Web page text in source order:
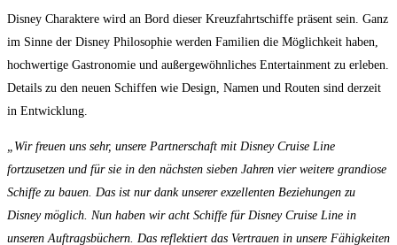
Disney Charaktere wird an Bord dieser Kreuzfahrtschiffe präsent sein. Ganz
im Sinne der Disney Philosophie werden Familien die Möglichkeit haben,
hochwertige Gastronomie und außergewöhnliches Entertainment zu erleben.
Details zu den neuen Schiffen wie Design, Namen und Routen sind derzeit
in Entwicklung.
„Wir freuen uns sehr, unsere Partnerschaft mit Disney Cruise Line
fortzusetzen und für sie in den nächsten sieben Jahren vier weitere grandiose
Schiffe zu bauen. Das ist nur dank unserer exzellenten Beziehungen zu
Disney möglich. Nun haben wir acht Schiffe für Disney Cruise Line in
unseren Auftragsbüchern. Das reflektiert das Vertrauen in unsere Fähigkeiten